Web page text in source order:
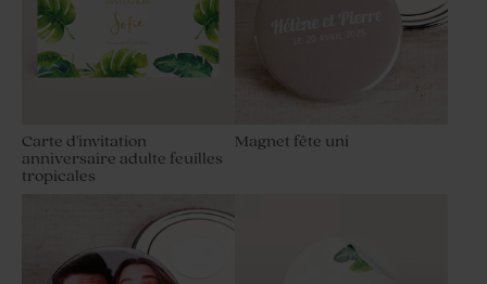
Carte d'invitation
anniversaire adulte feuilles
tropicales
Magnet fête uni